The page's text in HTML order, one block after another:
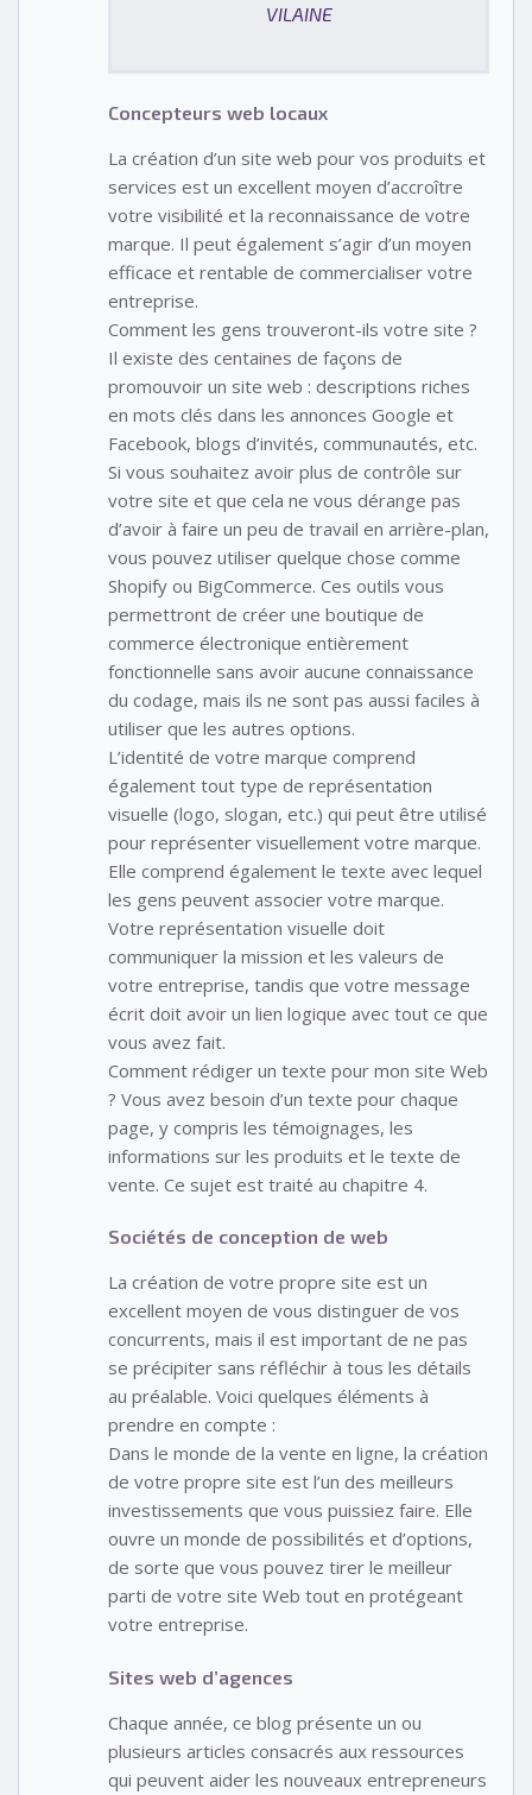
VILAINE
Concepteurs web locaux
La création d’un site web pour vos produits et
services est un excellent moyen d’accroître
votre visibilité et la reconnaissance de votre
marque. Il peut également s’agir d’un moyen
efficace et rentable de commercialiser votre
entreprise.
Comment les gens trouveront-ils votre site ?
Il existe des centaines de façons de
promouvoir un site web : descriptions riches
en mots clés dans les annonces Google et
Facebook, blogs d’invités, communautés, etc.
Si vous souhaitez avoir plus de contrôle sur
votre site et que cela ne vous dérange pas
d’avoir à faire un peu de travail en arrière-plan,
vous pouvez utiliser quelque chose comme
Shopify ou BigCommerce. Ces outils vous
permettront de créer une boutique de
commerce électronique entièrement
fonctionnelle sans avoir aucune connaissance
du codage, mais ils ne sont pas aussi faciles à
utiliser que les autres options.
L’identité de votre marque comprend
également tout type de représentation
visuelle (logo, slogan, etc.) qui peut être utilisé
pour représenter visuellement votre marque.
Elle comprend également le texte avec lequel
les gens peuvent associer votre marque.
Votre représentation visuelle doit
communiquer la mission et les valeurs de
votre entreprise, tandis que votre message
écrit doit avoir un lien logique avec tout ce que
vous avez fait.
Comment rédiger un texte pour mon site Web
? Vous avez besoin d’un texte pour chaque
page, y compris les témoignages, les
informations sur les produits et le texte de
vente. Ce sujet est traité au chapitre 4.
Sociétés de conception de web
La création de votre propre site est un
excellent moyen de vous distinguer de vos
concurrents, mais il est important de ne pas
se précipiter sans réfléchir à tous les détails
au préalable. Voici quelques éléments à
prendre en compte :
Dans le monde de la vente en ligne, la création
de votre propre site est l’un des meilleurs
investissements que vous puissiez faire. Elle
ouvre un monde de possibilités et d’options,
de sorte que vous pouvez tirer le meilleur
parti de votre site Web tout en protégeant
votre entreprise.
Sites web d’agences
Chaque année, ce blog présente un ou
plusieurs articles consacrés aux ressources
qui peuvent aider les nouveaux entrepreneurs